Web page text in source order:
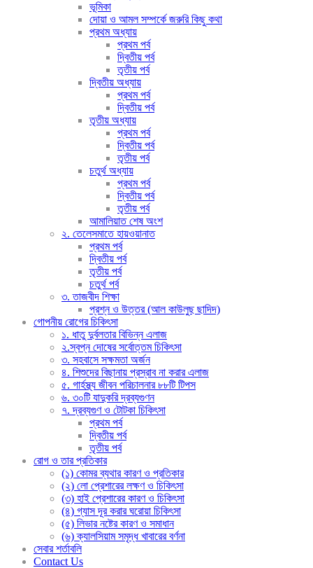
ভূমিকা
দোয়া ও আমল সম্পর্কে জরুরি কিছু কথা
প্রথম অধ্যায়
প্রথম পর্ব
দ্বিতীয় পর্ব
তৃতীয় পর্ব
দ্বিতীয় অধ্যায়
প্রথম পর্ব
দ্বিতীয় পর্ব
তৃতীয় অধ্যায়
প্রথম পর্ব
দ্বিতীয় পর্ব
তৃতীয় পর্ব
চতুর্থ অধ্যায়
প্রথম পর্ব
দ্বিতীয় পর্ব
তৃতীয় পর্ব
আমালিয়াত শেষ অংশ
২. তেলেসমাতে হায়ওয়ানাত
প্রথম পর্ব
দ্বিতীয় পর্ব
তৃতীয় পর্ব
চতুর্থ পর্ব
৩. তাজবীদ শিক্ষা
প্রশ্ন ও উত্তর (আল কাউলুছ ছাদিদ)
গোপনীয় রোগের চিকিৎসা
১. ধাতু দুর্বলতার বিভিন্ন এলাজ
২.স্বপ্ন দোষের সর্বোত্তম চিকিৎসা
৩. সহবাসে সক্ষমতা অর্জন
৪. শিশুদের বিছানায় প্রস্রাব না করার এলাজ
৫. গার্হস্থ্য জীবন পরিচালনার ৮৮টি টিপস
৬. ৩০টি যাদুকরি দ্রব্যগুণন
৭. দ্রব্যগুণ ও টোটকা চিকিৎসা
প্রথম পর্ব
দ্বিতীয় পর্ব
তৃতীয় পর্ব
রোগ ও তার প্রতিকার
(১) কোমর ব্যথার কারণ ও প্রতিকার
(২) লো প্রেশারের লক্ষণ ও চিকিৎসা
(৩) হাই প্রেশারের কারণ ও চিকিৎসা
(৪) গ্যাস দূর করার ঘরোয়া চিকিৎসা
(৫) লিভার নষ্টের কারণ ও সমাধান
(৬) ক্যালসিয়াম সমৃদ্ধ খাবারের বর্ণনা
সেবার শর্তাবলি
Contact Us